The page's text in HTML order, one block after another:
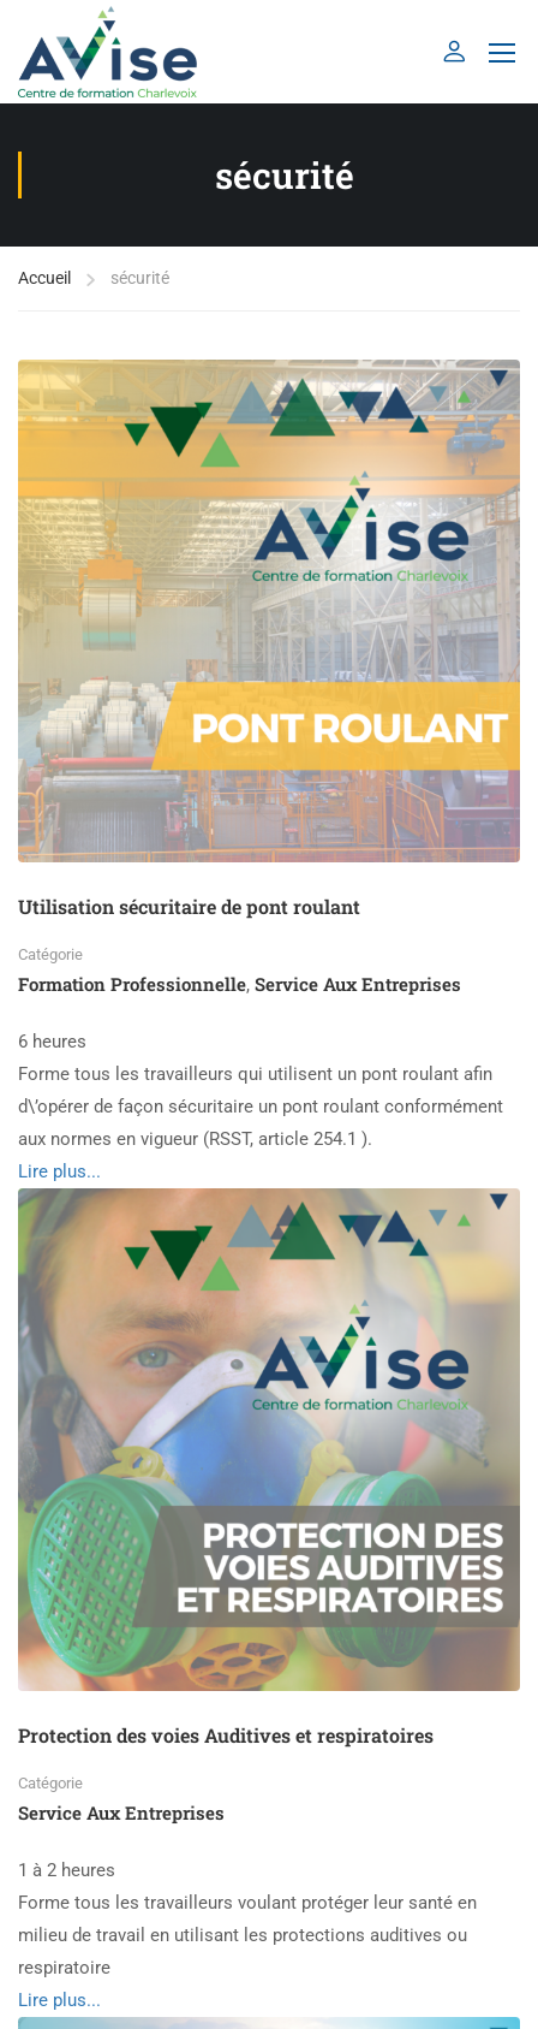
sécurité
Accueil sécurité
Utilisation sécuritaire de pont roulant
Catégorie
Formation Professionnelle, Service Aux Entreprises
6 heures
Forme tous les travailleurs qui utilisent un pont roulant afin
d\’opérer de façon sécuritaire un pont roulant conformément
aux normes en vigueur (RSST, article 254.1 ).
Read
more
about
Utilisation
sécuritaire
de
pont
roulant
Lire plus...
Protection des voies Auditives et respiratoires
Catégorie
Service Aux Entreprises
1 à 2 heures
Forme tous les travailleurs voulant protéger leur santé en
milieu de travail en utilisant les protections auditives ou
respiratoire
Read
Lire plus...